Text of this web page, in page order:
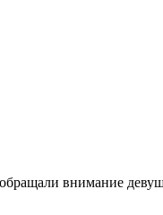
обращали внимание